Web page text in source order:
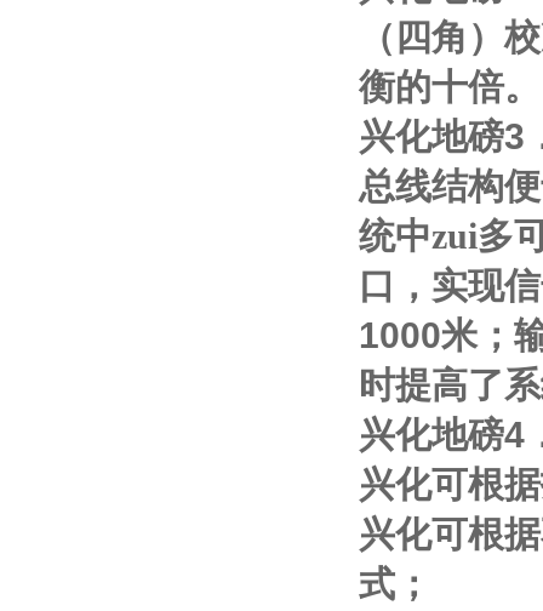
（四角）
衡的十倍。
兴化地磅3
总线结构
统中zui多
口，实现
1000米；
时提高了
兴化地磅4
兴化可根
兴化可根
式；